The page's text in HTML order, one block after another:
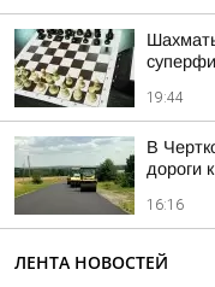
19:44
В
дороги
16:16
ЛЕНТА НОВОСТЕЙ